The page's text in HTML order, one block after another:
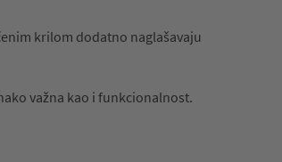
krilom dodatno naglašavaju
važna kao i funkcionalnost.